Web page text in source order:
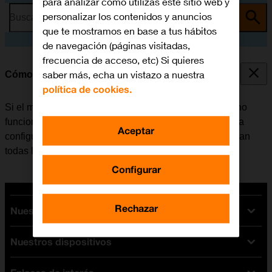
Busca por problema o tema
Cómo restablecer la configuración predeterminada
Si el móvil reacciona lentamente o de alguna manera no
funciona bien, en algunos casos ayuda el restablecer la
configuración predeterminada. De esta manera se borran
todas las configuraciones creadas en el móvil.
Nuestras tarifas
Tarifas Orange
Tarifas fibra y móvil
Nuestros dispositivos
personalizar los contenidos y anuncios
que te mostramos en base a tus hábitos
de navegación (páginas visitadas,
frecuencia de acceso, etc) Si quieres
saber más, echa un vistazo a nuestra
política de cookies.
Configurar
Rechazar
Aceptar